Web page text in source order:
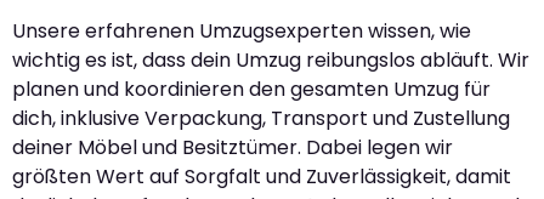
Unsere erfahrenen Umzugsexperten wissen, wie
wichtig es ist, dass dein Umzug reibungslos abläuft. Wir
planen und koordinieren den gesamten Umzug für
dich, inklusive Verpackung, Transport und Zustellung
deiner Möbel und Besitztümer. Dabei legen wir
größten Wert auf Sorgfalt und Zuverlässigkeit, damit